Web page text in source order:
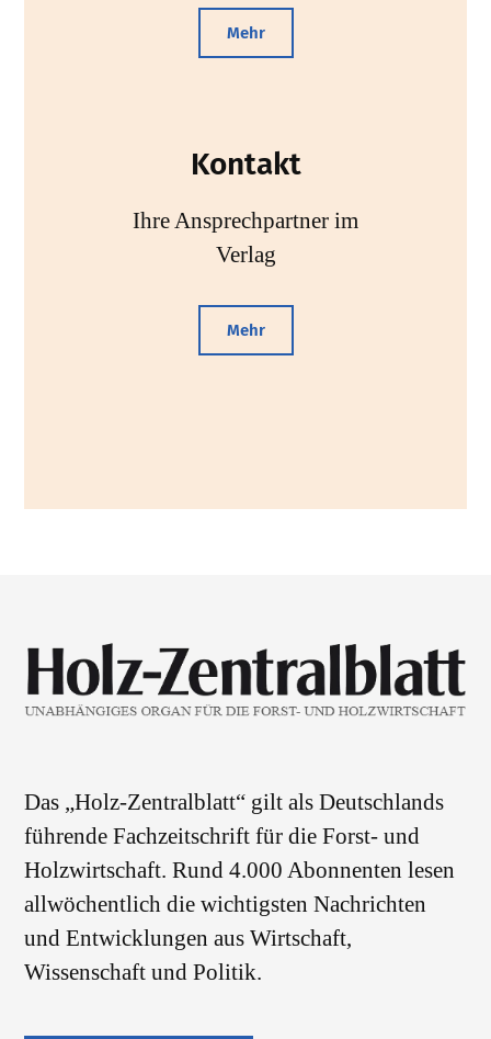
Mehr
Kontakt
Ihre Ansprechpartner im
Verlag
Mehr
Das „Holz-Zentralblatt“ gilt als Deutschlands
führende Fachzeitschrift für die Forst- und
Holzwirtschaft. Rund 4.000 Abonnenten lesen
allwöchentlich die wichtigsten Nachrichten
und Entwicklungen aus Wirtschaft,
Wissenschaft und Politik.